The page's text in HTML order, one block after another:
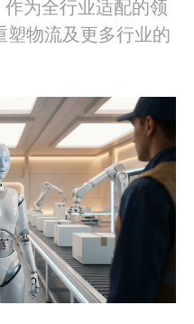
为全行业适配的领
塑物流及更多行业的